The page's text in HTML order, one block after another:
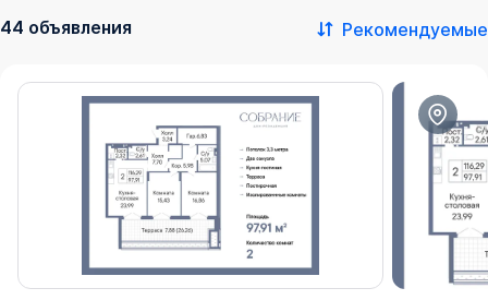
44 объявления Рекомендуемые